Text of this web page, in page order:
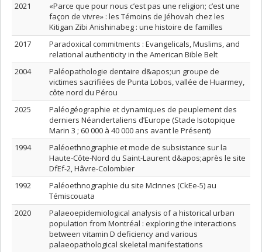
2021
«Parce que pour nous c’est pas une religion; c’est une
façon de vivre» : les Témoins de Jéhovah chez les
Kitigan Zibi Anishinabeg : une histoire de familles
2017
Paradoxical commitments : Evangelicals, Muslims, and
relational authenticity in the American Bible Belt
2004
Paléopathologie dentaire d&apos;un groupe de
victimes sacrifiées de Punta Lobos, vallée de Huarmey,
côte nord du Pérou
2025
Paléogéographie et dynamiques de peuplement des
derniers Néandertaliens d’Europe (Stade Isotopique
Marin 3 ; 60 000 à 40 000 ans avant le Présent)
1994
Paléoethnographie et mode de subsistance sur la
Haute-Côte-Nord du Saint-Laurent d&apos;après le site
DfEf-2, Hâvre-Colombier
1992
Paléoethnographie du site McInnes (CkEe-5) au
Témiscouata
2020
Palaeoepidemiological analysis of a historical urban
population from Montréal : exploring the interactions
between vitamin D deficiency and various
palaeopathological skeletal manifestations